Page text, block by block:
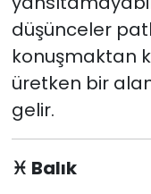
düşünceler
konuşmaktan
üretken bir
gelir.
♓ Balık